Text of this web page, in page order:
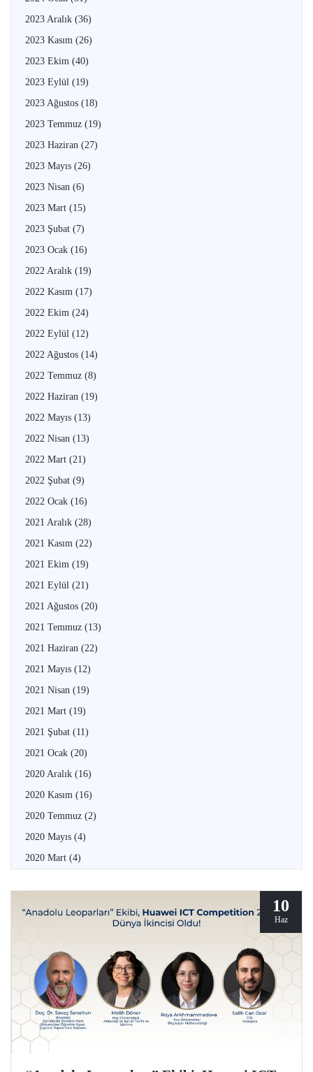
2023 Aralık (36)
2023 Kasım (26)
2023 Ekim (40)
2023 Eylül (19)
2023 Ağustos (18)
2023 Temmuz (19)
2023 Haziran (27)
2023 Mayıs (26)
2023 Nisan (6)
2023 Mart (15)
2023 Şubat (7)
2023 Ocak (16)
2022 Aralık (19)
2022 Kasım (17)
2022 Ekim (24)
2022 Eylül (12)
2022 Ağustos (14)
2022 Temmuz (8)
2022 Haziran (19)
2022 Mayıs (13)
2022 Nisan (13)
2022 Mart (21)
2022 Şubat (9)
2022 Ocak (16)
2021 Aralık (28)
2021 Kasım (22)
2021 Ekim (19)
2021 Eylül (21)
2021 Ağustos (20)
2021 Temmuz (13)
2021 Haziran (22)
2021 Mayıs (12)
2021 Nisan (19)
2021 Mart (19)
2021 Şubat (11)
2021 Ocak (20)
2020 Aralık (16)
2020 Kasım (16)
2020 Temmuz (2)
2020 Mayıs (4)
2020 Mart (4)
10
Haz